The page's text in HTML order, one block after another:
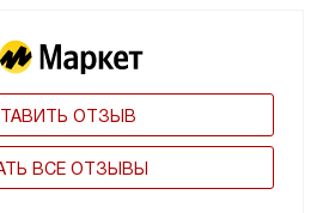
ОТЗЫВ
ВСЕ ОТЗЫВЫ